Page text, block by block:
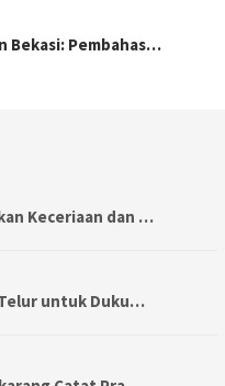
Bekasi: Pembahas…
Keceriaan dan …
untuk Duku…